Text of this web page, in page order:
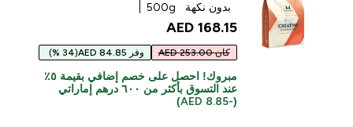
بدون نكهة
500g
168.15 AED‎
كان 253.00 AED وفر 84.85 AED (34 %)
مبروك! احصل على خصم إضافي بقيمة ٥٪
عند التسوق بأكثر من ٦٠٠ درهم إماراتي
(-8.85 AED)